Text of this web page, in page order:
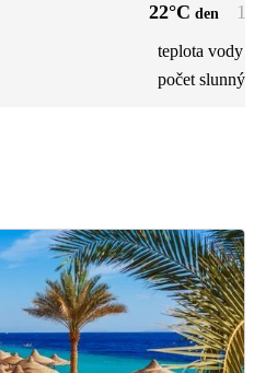
22°C den
teplota vody
počet